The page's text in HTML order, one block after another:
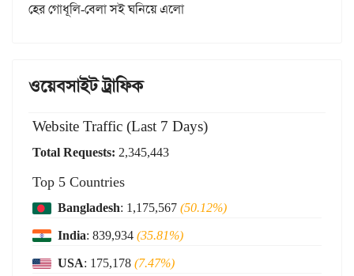
হের গোধূলি-বেলা সই ঘনিয়ে এলো
ওয়েবসাইট ট্রাফিক
Website Traffic (Last 7 Days)
Total Requests: 2,345,443
Top 5 Countries
Bangladesh: 1,175,567(50.12%)
India: 839,934(35.81%)
USA: 175,178(7.47%)